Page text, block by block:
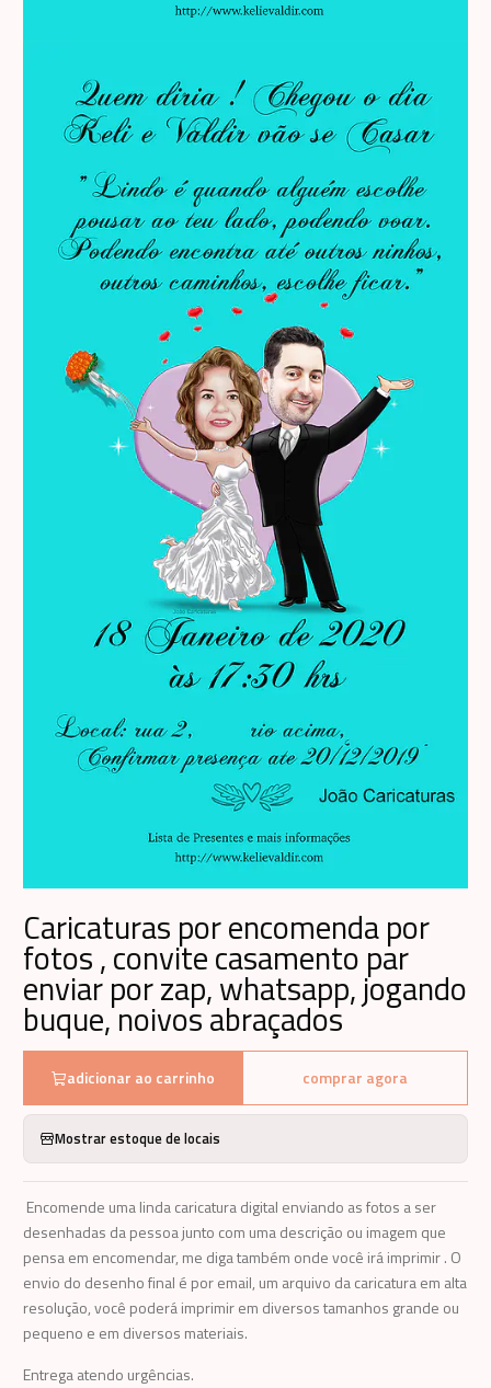
Caricaturas por encomenda por
fotos , convite casamento par
enviar por zap, whatsapp, jogando
buque, noivos abraçados
adicionar ao carrinho comprar agora
Mostrar estoque de locais
Encomende uma linda caricatura digital enviando as fotos a ser
desenhadas da pessoa junto com uma descrição ou imagem que
pensa em encomendar, me diga também onde você irá imprimir . O
envio do desenho final é por email, um arquivo da caricatura em alta
resolução, você poderá imprimir em diversos tamanhos grande ou
pequeno e em diversos materiais.
Entrega atendo urgências.